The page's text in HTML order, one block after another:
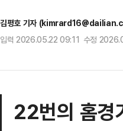
김평호 기자
입력 2026.05.22 09:11 수정
22번의 홈